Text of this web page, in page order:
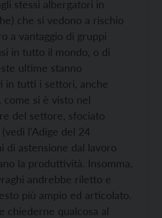
stessi albergatori in
che si vedono a rischio
a vantaggio di gruppi
in tutto il mondo, o di
ultime stanno
in tutti i settori, anche
come si è visto nel
del settore, sfociato
l’Adige del 24
di astensione dal lavoro
la produttività. Insomma,
andrebbe riletto e
più ampio ed articolato.
chiederne qualcosa al